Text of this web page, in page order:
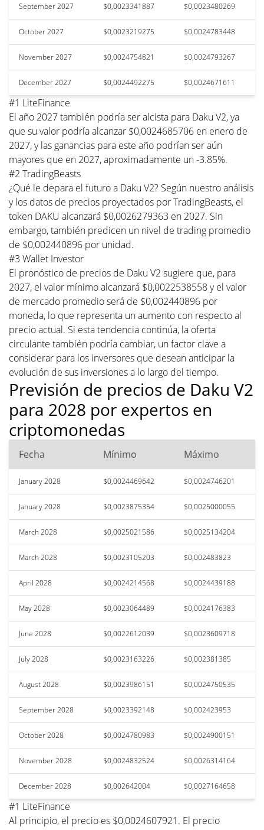
September 2027 $0,0023341887 $0,0023480269
October 2027 $0,0023219275 $0,0024783448
November 2027 $0,0024754821 $0,0024793267
December 2027 $0,0024492275 $0,0024671611
#1 LiteFinance
El año 2027 también podría ser alcista para Daku V2, ya
que su valor podría alcanzar $0,0024685706 en enero de
2027, y las ganancias para este año podrían ser aún
mayores que en 2027, aproximadamente un -3.85%.
#2 TradingBeasts
¿Qué le depara el futuro a Daku V2? Según nuestro análisis
y los datos de precios proyectados por TradingBeasts, el
token DAKU alcanzará $0,0026279363 en 2027. Sin
embargo, también predicen un nivel de trading promedio
de $0,002440896 por unidad.
#3 Wallet Investor
El pronóstico de precios de Daku V2 sugiere que, para
2027, el valor mínimo alcanzará $0,0022538558 y el valor
de mercado promedio será de $0,002440896 por
moneda, lo que representa un aumento con respecto al
precio actual. Si esta tendencia continúa, la oferta
circulante también podría cambiar, un factor clave a
considerar para los inversores que desean anticipar la
evolución de sus inversiones a lo largo del tiempo.
Previsión de precios de Daku V2
para 2028 por expertos en
criptomonedas
Fecha Mínimo Máximo
January 2028 $0,0024469642 $0,0024746201
January 2028 $0,0023875354 $0,0025000055
March 2028 $0,0025021586 $0,0025134204
March 2028 $0,0023105203 $0,002483823
April 2028 $0,0024214568 $0,0024439188
May 2028 $0,0023064489 $0,0024176383
June 2028 $0,0022612039 $0,0023609718
July 2028 $0,0023163226 $0,002381385
August 2028 $0,0023986151 $0,0024750535
September 2028 $0,0023392148 $0,002423953
October 2028 $0,0024780983 $0,0024900151
November 2028 $0,0024832524 $0,0026314164
December 2028 $0,002642004 $0,0027164658
#1 LiteFinance
Al principio, el precio es $0,0024607921. El precio